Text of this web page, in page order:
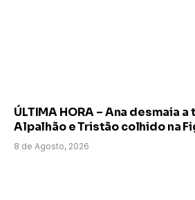
ÚLTIMA HORA – Ana desmaia
Alpalhão e Tristão colhido na
8 de Agosto, 2026